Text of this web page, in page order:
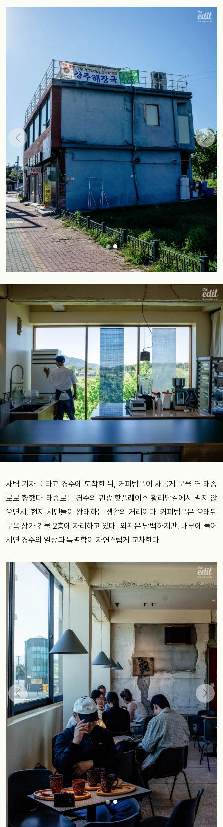
새벽 기차를 타고 경주에 도착한 뒤, 커피템플이 새롭게 문을 연 태종
로로 향했다. 태종로는 경주의 관광 핫플레이스 황리단길에서 멀지 않
으면서, 현지 시민들이 왕래하는 생활의 거리이다. 커피템플은 오래된
구옥 상가 건물 2층에 자리하고 있다. 외관은 담백하지만, 내부에 들어
서면 경주의 일상과 특별함이 자연스럽게 교차한다.